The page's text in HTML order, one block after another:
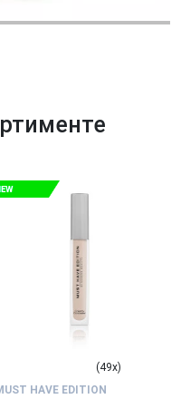
(49x)
HAVE EDITION